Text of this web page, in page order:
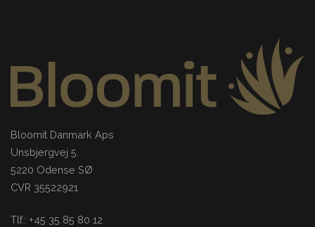
Bloomit Danmark Aps
Unsbjergvej 5.
5220 Odense SØ
CVR 35522921
Tlf.: +45 35 85 80 12